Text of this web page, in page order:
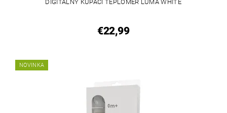
DIGITÁLNY KÚPACÍ TEPLOMER LUMA WHITE
€22,99
NOVINKA